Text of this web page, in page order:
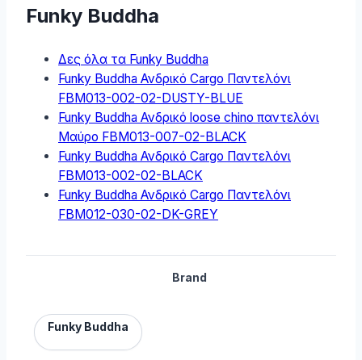
Funky Buddha
Δες όλα τα Funky Buddha
Funky Buddha Ανδρικό Cargo Παντελόνι
FBM013-002-02-DUSTY-BLUE
Funky Buddha Ανδρικό loose chino παντελόνι
Μαύρο FBM013-007-02-BLACK
Funky Buddha Ανδρικό Cargo Παντελόνι
FBM013-002-02-BLACK
Funky Buddha Ανδρικό Cargo Παντελόνι
FBM012-030-02-DK-GREY
Brand
Funky Buddha